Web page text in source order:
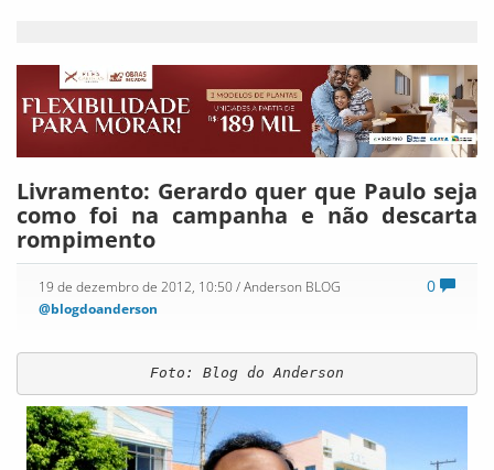
Livramento: Gerardo quer que Paulo seja
como foi na campanha e não descarta
rompimento
0
19 de dezembro de 2012, 10:50/ Anderson BLOG
@blogdoanderson
Foto: Blog do Anderson